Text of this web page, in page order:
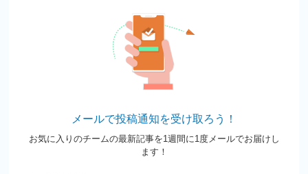
メールで投稿通知を受け取ろう！
お気に入りのチームの最新記事を1週間に1度メールでお届けし
ます！